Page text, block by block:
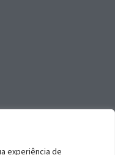
experiência de